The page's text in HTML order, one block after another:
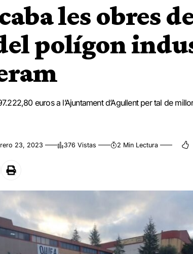
les obres
polígon
euros a l’Ajuntament d’Agullent per tal de
23, 2023 376 Vistas 2 Min Lectura